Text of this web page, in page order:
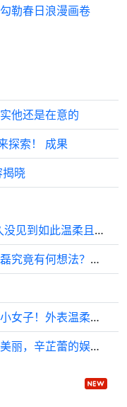
勒春日浪漫画卷
他还是在意的
探索！ 成果
晓
“感觉两人的情绪都非常平和，很久没见到如此温柔且坚定的双向CP了”
是凌不疑的忠实粉丝，对凌不疑吴磊究竟有何想法？我已经全部看透， 吴磊
新版的还珠她们并不是柔弱无助的小女子！外表温柔内心坚强，虽然力量不大，但在最危难的时候都会设法自救
尊重姐姐的私生活，助理说她独特美丽，辛芷蕾的娱乐八卦